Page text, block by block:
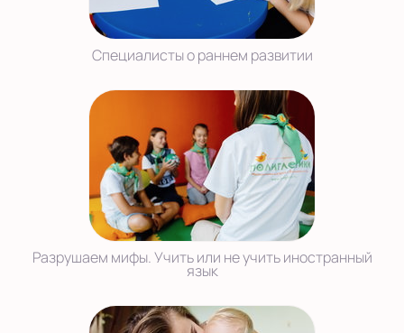
Специалисты о раннем развитии
Разрушаем мифы. Учить или не учить иностранный
язык